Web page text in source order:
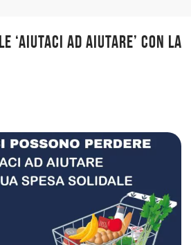
‘Aiutaci ad Aiutare’ con la